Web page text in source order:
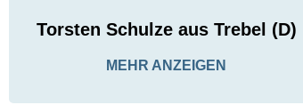
Torsten Schulze aus Trebel (D)
MEHR ANZEIGEN